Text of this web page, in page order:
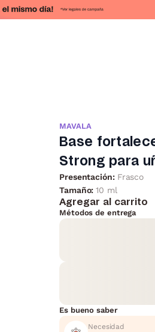
MAVALA
Base
Strong para
Presentación: Frasco
Tamaño:10 ml
Agregar al carrito
Métodos de entrega
Es bueno saber
Necesidad